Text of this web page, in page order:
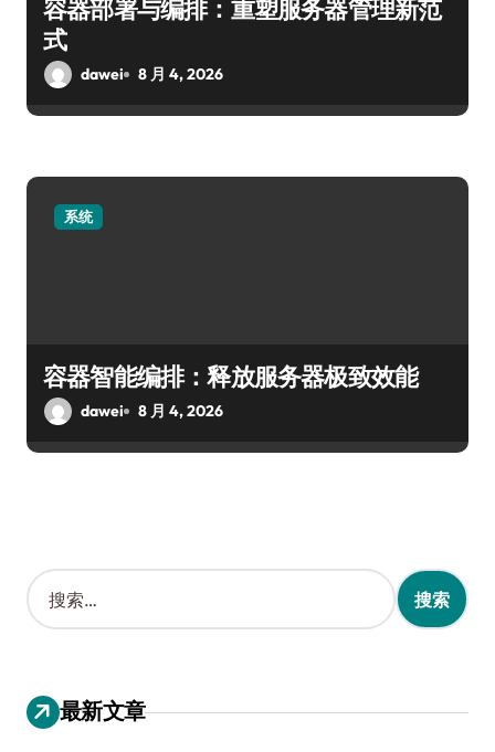
容器部署与编排：重塑服务器管理新范
式
dawei 8 月 4, 2026
系统
容器智能编排：释放服务器极致效能
dawei 8 月 4, 2026
搜
索
：
最新文章